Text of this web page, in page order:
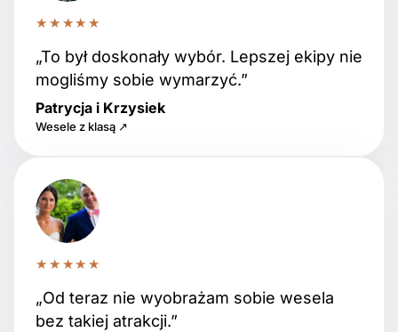
★★★★★
„To był doskonały wybór. Lepszej ekipy nie
mogliśmy sobie wymarzyć.”
Patrycja i Krzysiek
Wesele z klasą ↗
★★★★★
„Od teraz nie wyobrażam sobie wesela
bez takiej atrakcji.”